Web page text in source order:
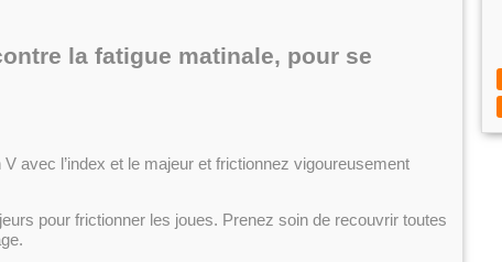
la fatigue matinale, pour se
avec l’index et le majeur et frictionnez vigoureusement
pour frictionner les joues. Prenez soin de recouvrir toutes